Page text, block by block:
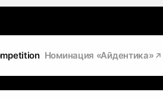
Номинация «Айдентика»